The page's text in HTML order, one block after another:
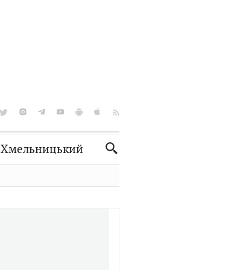
Хмельницький